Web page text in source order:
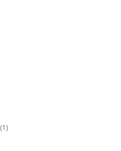
(1)